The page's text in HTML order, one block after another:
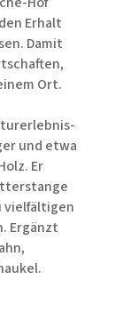
Erhalt
Damit
Ort.
und etwa
Er
vielfältigen
Ergänzt